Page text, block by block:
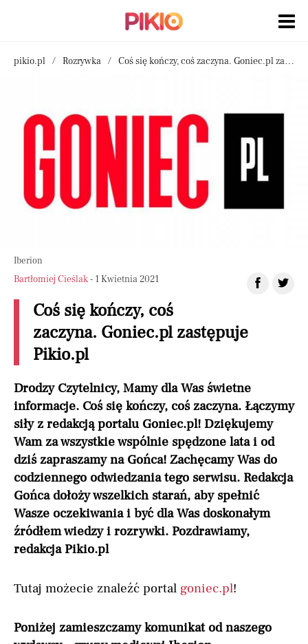
pikio.pl Rozrywka Coś się kończy, coś zaczyna. Goniec.pl zastępuje Pikio.pl
Iberion
Bartłomiej Cieślak- 1 Kwietnia 2021
Coś się kończy, coś
zaczyna. Goniec.pl zastępuje
Pikio.pl
Drodzy Czytelnicy, Mamy dla Was świetne
informacje. Coś się kończy, coś zaczyna. Łączymy
siły z redakcją portalu Goniec.pl! Dziękujemy
Wam za wszystkie wspólnie spędzone lata i od
dziś zapraszamy na Gońca! Zachęcamy Was do
codziennego odwiedzania tego serwisu. Redakcja
Gońca dołoży wszelkich starań, aby spełnić
Wasze oczekiwania i być dla Was doskonałym
źródłem wiedzy i rozrywki. Pozdrawiamy,
redakcja Pikio.pl
Tutaj możecie znaleźć portal goniec.pl!
Poniżej zamieszczamy komunikat od naszego